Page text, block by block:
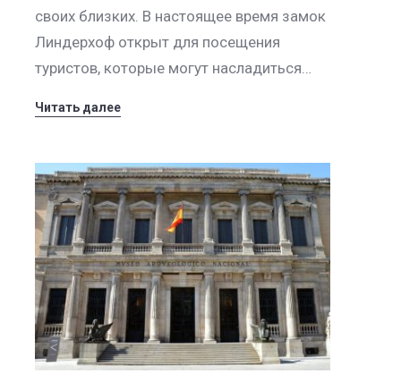
своих близких. В настоящее время замок
Линдерхоф открыт для посещения
туристов, которые могут насладиться…
Читать далее